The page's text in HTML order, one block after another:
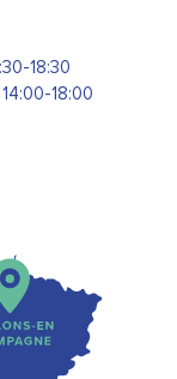
18:30
18:00